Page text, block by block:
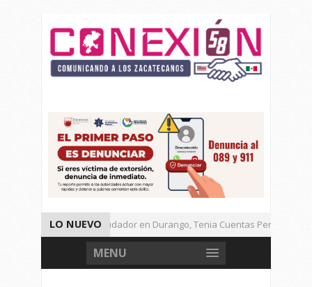
LO NUEVO
Detienen a Defraudador en Durango, Tenia Cuentas Pendientes
Presenta Presidenta Sheinbaum, 10 Acciones Para Explotación de
MENU